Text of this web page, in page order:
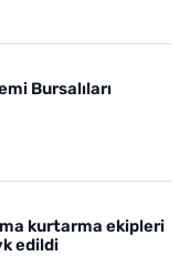
Bursalıları
kurtarma ekipleri
edildi